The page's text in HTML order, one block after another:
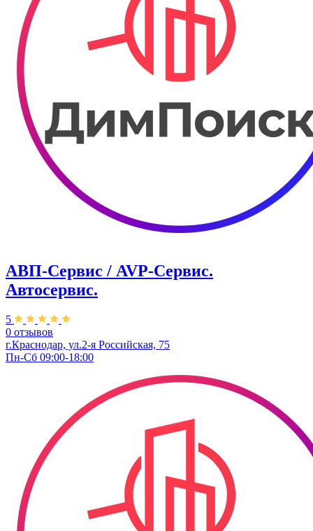
АВП-Сервис / AVP-Сервис.
Автосервис.
5
0 отзывов
г.Краснодар, ул.2-я Российская, 75
Пн-Сб 09:00-18:00